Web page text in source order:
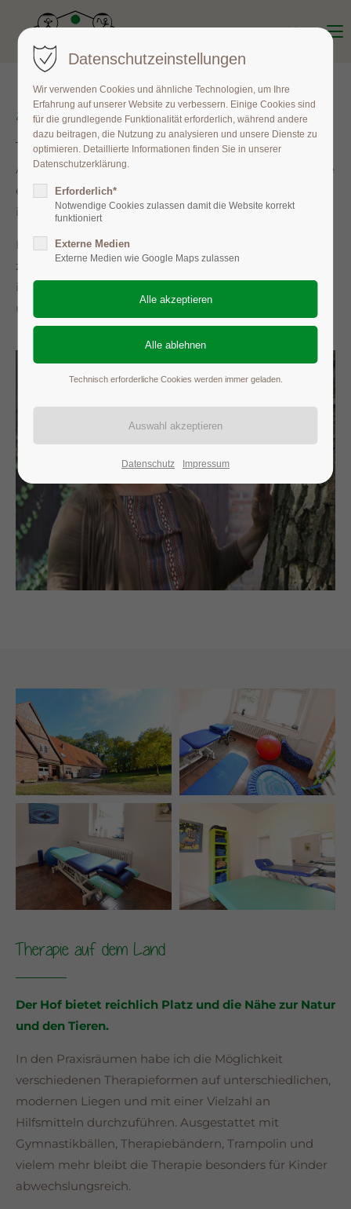
Menu
Zur Person
Als gelernte Physiotherapeutin habe ich seit 2000 eine
eigene Praxis fürKrankengymnastik/Physiotherapie
in Ladbergen geführt.
In 2017 habe ich mich entschlossen den Schwerpunkt
zur
Therapie auf dem Land zu verlagern. Somit habe
ich die Praxis auf den Hof verlegt auf dem viele Tiere
und die Natur zuhause sind.
Therapie auf dem Land
Der Hof bietet reichlich Platz und die Nähe zur Natur
und den Tieren.
In den Praxisräumen habe ich die Möglichkeit
verschiedenen Therapieformen auf unterschiedlichen,
modernen Liegen und mit einer Vielzahl an
Hilfsmitteln durchzuführen. Ausgestattet mit
Gymnastikbällen, Therapiebändern, Trampolin und
vielem mehr bleibt die Therapie besonders für Kinder
abwechslungsreich.
Datenschutzeinstellungen
Wir verwenden Cookies und ähnliche Technologien, um Ihre
Erfahrung auf unserer Website zu verbessern. Einige Cookies sind
für die grundlegende Funktionalität erforderlich, während andere
dazu beitragen, die Nutzung zu analysieren und unsere Dienste zu
optimieren. Detaillierte Informationen finden Sie in unserer
Datenschutzerklärung.
Erforderlich*
Notwendige Cookies zulassen damit die Website korrekt
funktioniert
Externe Medien
Externe Medien wie Google Maps zulassen
Technisch erforderliche Cookies werden immer geladen.
Datenschutz Impressum